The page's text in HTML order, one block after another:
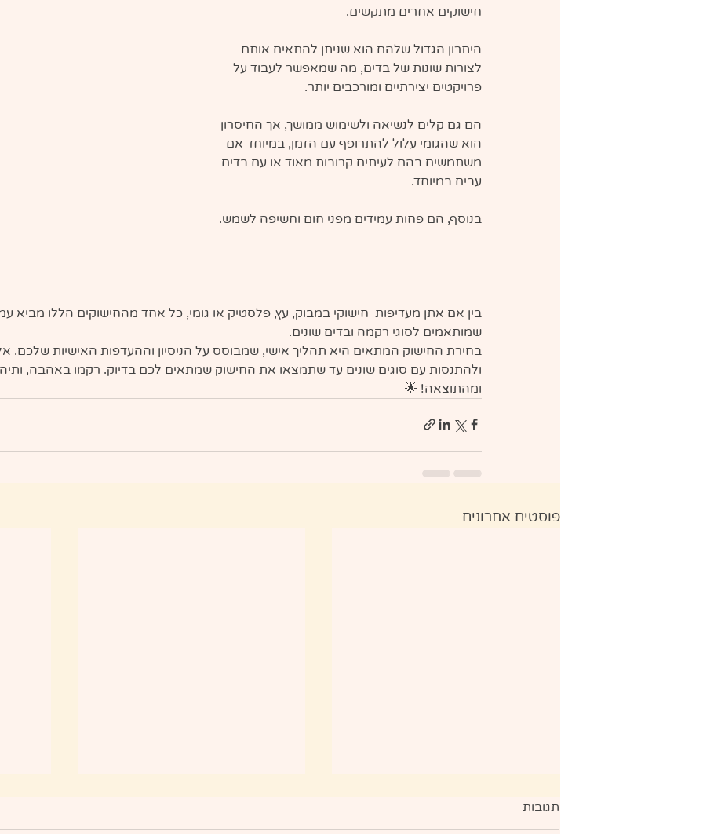
חישוקים אחרים מתקשים.
היתרון הגדול שלהם הוא שניתן להתאים אותם
לצורות שונות של בדים, מה שמאפשר לעבוד על
פרויקטים יצירתיים ומורכבים יותר.
הם גם קלים לנשיאה ולשימוש ממושך, אך החיסרון
הוא שהגומי עלול להתרופף עם הזמן, במיוחד אם
משתמשים בהם לעיתים קרובות מאוד או עם בדים
עבים במיוחד.
בנוסף, הם פחות עמידים מפני חום וחשיפה לשמש.
בין אם אתן מעדיפות  חישוקי במבוק, עץ, פלסטיק או גומי, כל אחד מהחישוקים הללו מביא עמו
שמותאמים לסוגי רקמה ובדים שונים.
בחירת החישוק המתאים היא תהליך אישי, שמבוסס על הניסיון וההעדפות האישיות שלכם.
ולהתנסות עם סוגים שונים עד שתמצאו את החישוק שמתאים לכם בדיוק. רקמו באהבה,
ומהתוצאה! 🌟
פוסטים אחרונים
תגובות